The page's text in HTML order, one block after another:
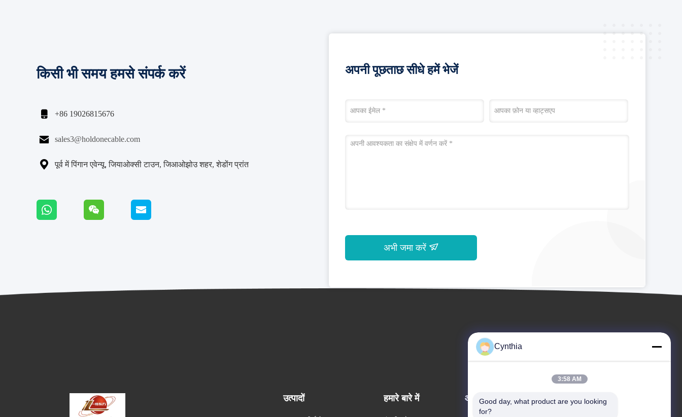
किसी भी समय हमसे संपर्क करें
 +86 19026815676
 sales3@holdonecable.com
 पूर्व में पिंगान एवेन्यू, जियाओक्सी टाउन, जिआओझोउ शहर, शेडोंग प्रांत
अपनी पूछताछ सीधे हमें भेजें
अभी जमा करें
उत्पादों हमारे बारे में आयोजन
अनुरोध A उद्धरण
Cynthia
3:58 AM
Good day, what product are you looking
for?